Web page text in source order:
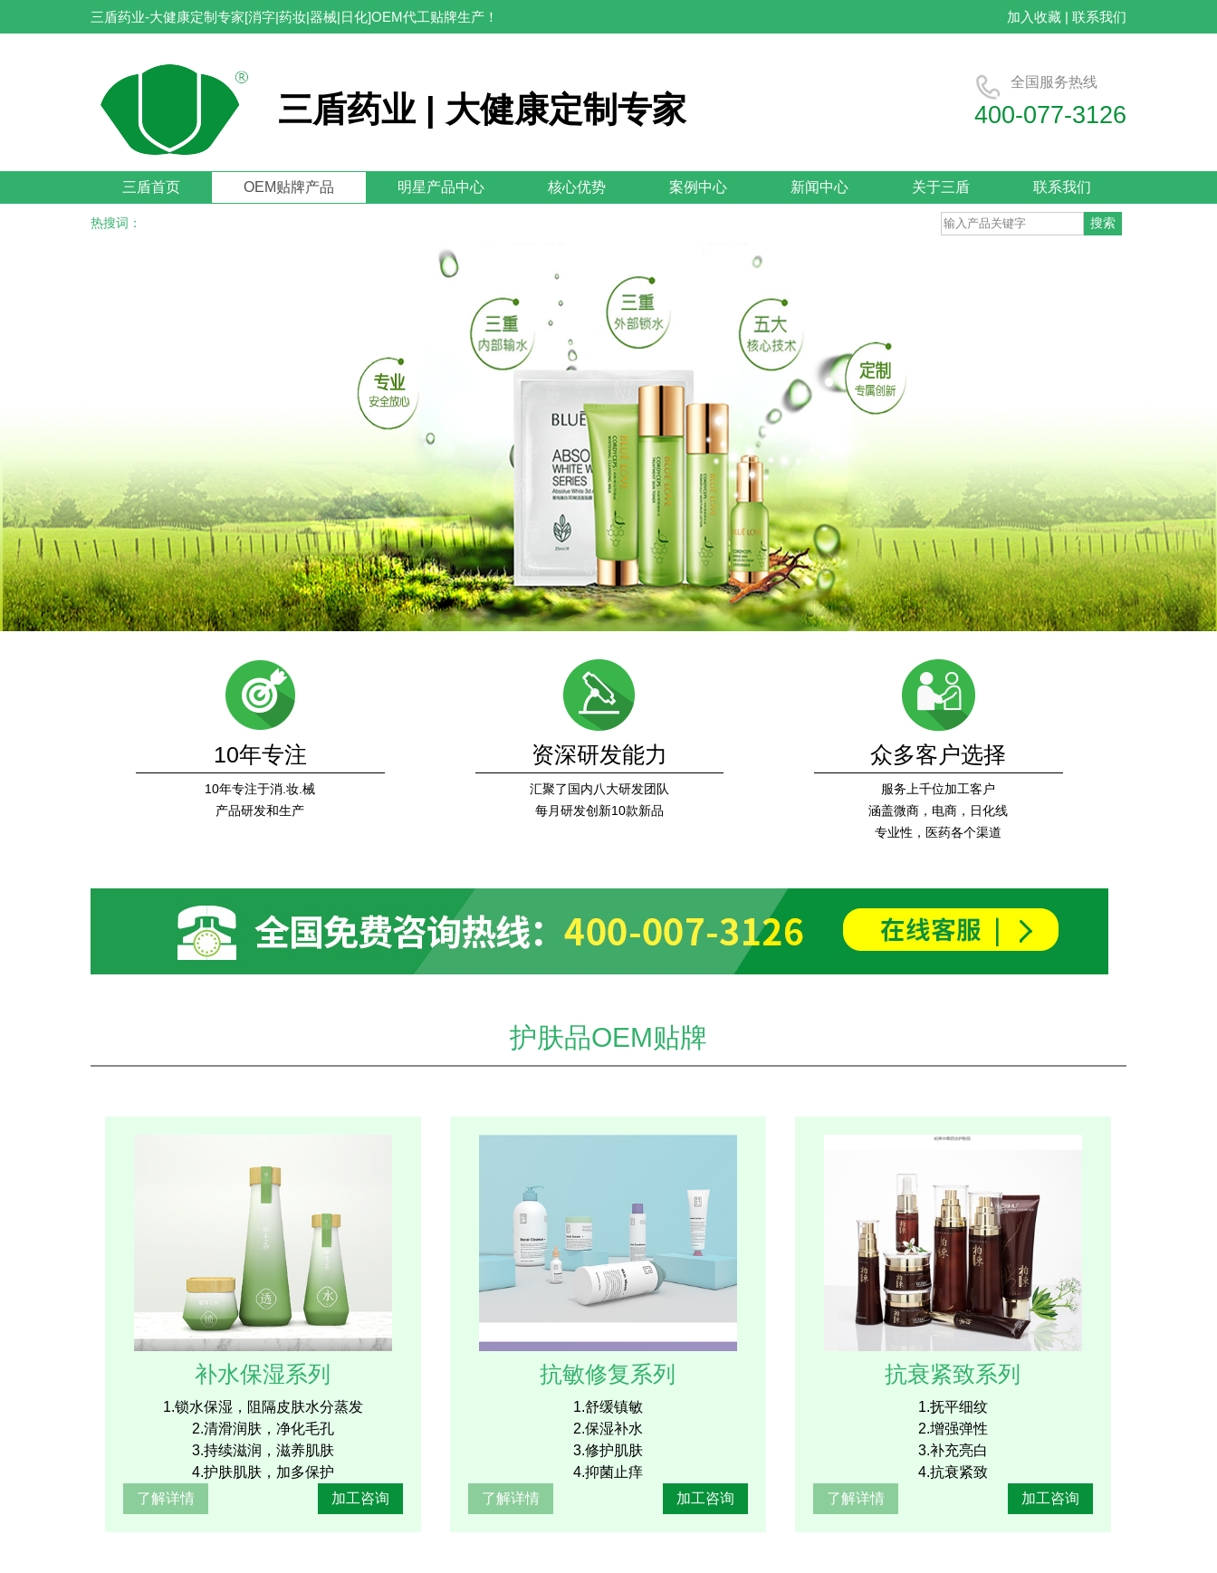
三盾药业-大健康定制专家[消字|药妆|器械|日化]OEM代工贴牌生产！ 加入收藏 | 联系我们
三盾药业 | 大健康定制专家
全国服务热线
400-077-3126
三盾首页 OEM贴牌产品 明星产品中心 核心优势 案例中心 新闻中心 关于三盾 联系我们
热搜词：
10年专注
10年专注于消.妆.械
产品研发和生产
资深研发能力
汇聚了国内八大研发团队
每月研发创新10款新品
众多客户选择
服务上千位加工客户
涵盖微商，电商，日化线
专业性，医药各个渠道
护肤品OEM贴牌
补水保湿系列
1.锁水保湿，阻隔皮肤水分蒸发
2.清滑润肤，净化毛孔
3.持续滋润，滋养肌肤
4.护肤肌肤，加多保护
了解详情
加工咨询
抗敏修复系列
1.舒缓镇敏
2.保湿补水
3.修护肌肤
4.抑菌止痒
了解详情
加工咨询
抗衰紧致系列
1.抚平细纹
2.增强弹性
3.补充亮白
4.抗衰紧致
了解详情
加工咨询